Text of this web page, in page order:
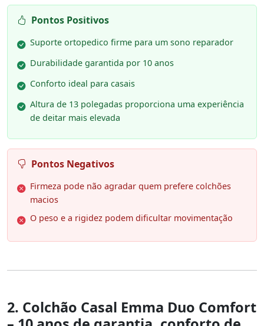
Pontos Positivos
Suporte ortopedico firme para um sono reparador
Durabilidade garantida por 10 anos
Conforto ideal para casais
Altura de 13 polegadas proporciona uma experiência
de deitar mais elevada
Pontos Negativos
Firmeza pode não agradar quem prefere colchões
macios
O peso e a rigidez podem dificultar movimentação
2. Colchão Casal Emma Duo Comfort